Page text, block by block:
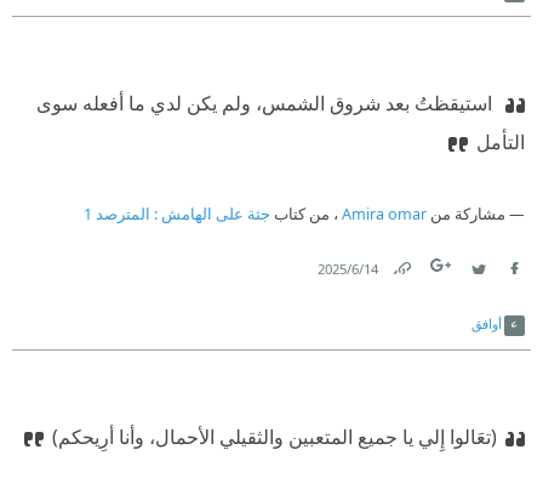
‫ استيقظتُ بعد شروق الشمس، ولم يكن لدي ما أفعله سوى
التأمل
مشاركة من Amira omar ، من كتاب جثة على الهامش⁩ : المترصد 1
14‏/6‏/2025
أوافق
(تعَالوا إِلي يا جميع المتعبين والثقيلي الأحمال، وأنا أرِيحكم)